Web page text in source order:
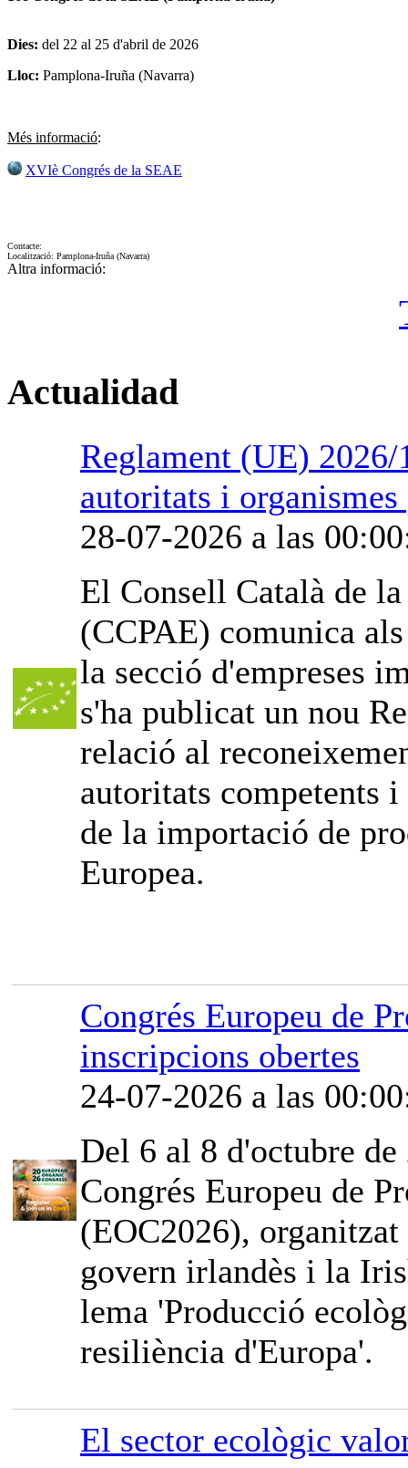
Dies: del 22 al 25 d'abril de 2026
Lloc: Pamplona-Iruña (Navarra)
Més informació:
XVIè Congrés de la SEAE
Contacte:
Localització: Pamplona-Iruña (Navarra)
Altra informació:
Actualidad
Reglament (UE)
autoritats i
28-07-2026 a las
El Consell Català de
(CCPAE) comunica
la secció d'empreses
s'ha publicat un nou
relació al
autoritats competents
de la importació de
Europea.
Congrés Europeu de
inscripcions obertes
24-07-2026 a las
Del 6 al 8 d'octubre
Congrés Europeu de
(EOC2026),
govern irlandès i la
lema 'Producció
resiliència d'Europa'.
El sector ecològic